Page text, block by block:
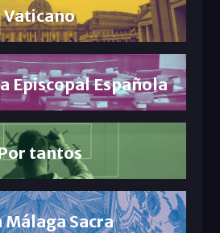
Vaticano
Episcopal Española
tantos
Málaga Sacra